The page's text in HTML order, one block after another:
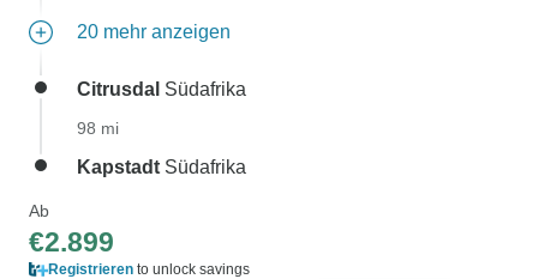
20 mehr anzeigen
Citrusdal Südafrika
98 mi
Kapstadt Südafrika
Ab
€2.899
Registrieren to unlock savings